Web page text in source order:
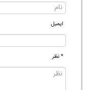
ایمیل
* نظر